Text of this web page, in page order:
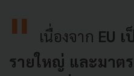
เนื่องจาก EU
รายใหญ่ และมาต